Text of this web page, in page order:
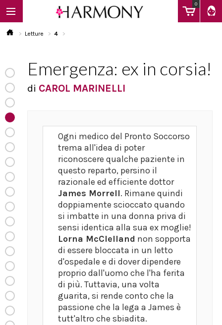
0
EBOOK
LIBRI
Calendario
FAQ
Letture 4
Emergenza: ex in corsia!
di CAROL MARINELLI
Ogni medico del Pronto Soccorso
trema all'idea di poter
riconoscere qualche paziente in
questo reparto, persino il
razionale ed efficiente dottor
James Morrell. Rimane quindi
doppiamente scioccato quando
si imbatte in una donna priva di
sensi identica alla sua ex moglie!
Lorna McClelland non sopporta
di essere bloccata in un letto
d'ospedale e di dover dipendere
proprio dall'uomo che l'ha ferita
di più. Tuttavia, una volta
guarita, si rende conto che la
passione che la lega a James è
tutt'altro che sbiadita.